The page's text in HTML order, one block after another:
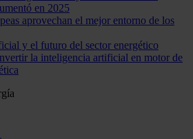
en 2025
aprovechan el mejor entorno de los
y el futuro del sector energético
la inteligencia artificial en motor de